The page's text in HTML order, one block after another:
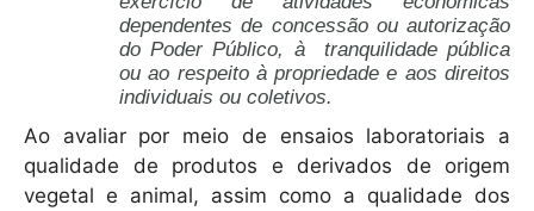
dependentes de concessão ou autorização
do Poder Público, à tranquilidade pública
ou ao respeito à propriedade e aos direitos
individuais ou coletivos.
Ao avaliar por meio de ensaios laboratoriais a
qualidade de produtos e derivados de origem
vegetal e animal, assim como a qualidade dos